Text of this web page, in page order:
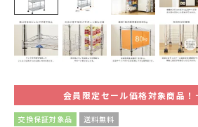
会員限定セール価格対象商品！
交換保証対象品 送料無料